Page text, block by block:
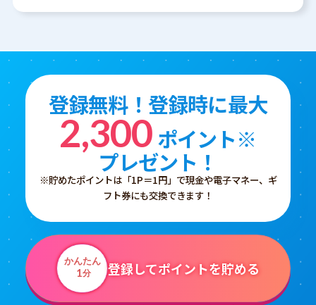
登録無料！登録時に最大
2,300ポイント※
プレゼント！
※貯めたポイントは「1P＝1円」で現金や電子マネー、ギ
フト券にも交換できます！
かんたん
1分 登録してポイントを貯める